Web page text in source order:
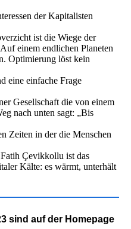
der Kapitalisten
ist die Wiege der
einem endlichen Planeten
Optimierung löst kein
eine einfache Frage
Gesellschaft die von einem
nach unten sagt: „Bis
Zeiten in der die Menschen
Çevikkollu ist das
Kälte: es wärmt, unterhält
sind auf der Homepage